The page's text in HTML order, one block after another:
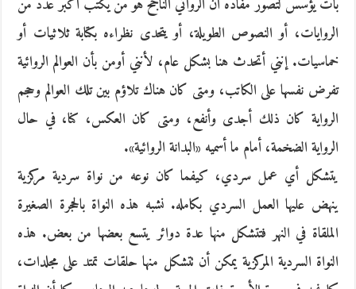
الروايات، أو النصوص الطويلة، أو يتحدى نظراءه بكتابة ثلاثيات أو
خماسيات. إنني أتحدث هنا بشكل عام، لأنني أومن بأن العوالم الروائية
تفرض نفسها على الكاتب، ومتى كان هناك تلاؤم بين تلك العوالم وحجم
الرواية كان ذلك أجدى وأنفع، ومتى كان العكس، كنا، في حال
الرواية الضخمة، أمام ما أسميه «البدانة الروائية».
يتشكل أي عمل سردي، كيفما كان نوعه من نواة سردية مركزية
ينهض عليها العمل السردي بكامله. نشبه هذه النواة بالحجرة الصغيرة
الملقاة في النهر فتتشكل منها عدة دوائر يتسع بعضها من بعض. هذه
النواة السردية المركزية يمكن أن تتشكل منها حلقات تمتد على مجلدات،